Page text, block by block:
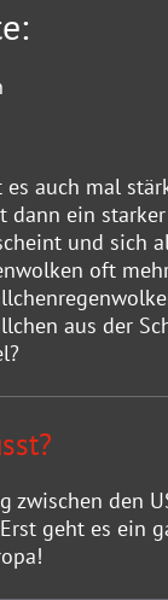
auch mal
dann ein
und sich
oft
aus der
zwischen den
geht es ein